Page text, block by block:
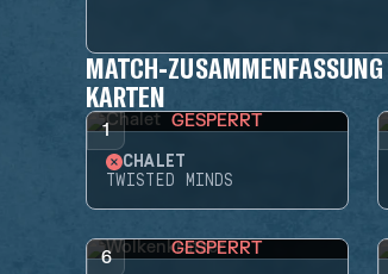
MATCH-ZUSAMMENFASSUNG
KARTEN
1 GESPERRT
CHALET
TWISTED MINDS
6 GESPERRT